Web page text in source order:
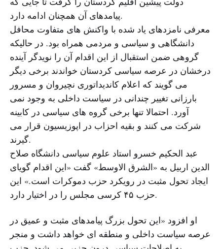
پیامدهای آن همچنان ادامه دارد.
معرفی نامزدهای یاد شده با واکنش های متفاوت محافل
دانشگاهی و سیاسی و مردمی همراه بود. در حالیکه
گروهی ضمن استقبال از این اقدام آن را نویدگر آینده
درخشان در عرصه سیاسی کردستان خواندند برخی دیگر
می گویند که اعلام کاندیداتوری نچیروان و مسرور
بارزانی تغییر چندانی در سیاست داخلی به وجود نمی
آورد. احتمالا تنها برخی گروه های سیاسی در کابینه
شرکت می کنند و بقیه احزاب در اپوزیسیون قرار می
گیرند.
عبد الحکیم خسرو استاد علوم سیاسی دانشگاه صلاح
الدین اربیل به «الشرق الاوسط» گفت «این اقدام گویای
ایجاد تحول مثبت در رویکرد حزب دموکرات است.» این
حزب ۴۵ کرسی مجلس را در اختیار دارد.
او افزود «این تحول بزرگ پیامدهای مثبت و عمیق در
عرصه سیاست داخلی و منطقه ای خواهد داشت و منجر